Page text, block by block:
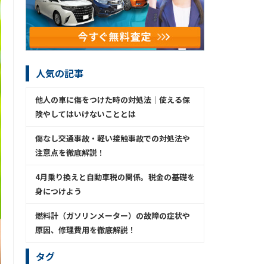
人気の記事
他人の車に傷をつけた時の対処法│使える保
険やしてはいけないこととは
傷なし交通事故・軽い接触事故での対処法や
注意点を徹底解説！
4月乗り換えと自動車税の関係。税金の基礎を
身につけよう
燃料計（ガソリンメーター）の故障の症状や
原因、修理費用を徹底解説！
タグ